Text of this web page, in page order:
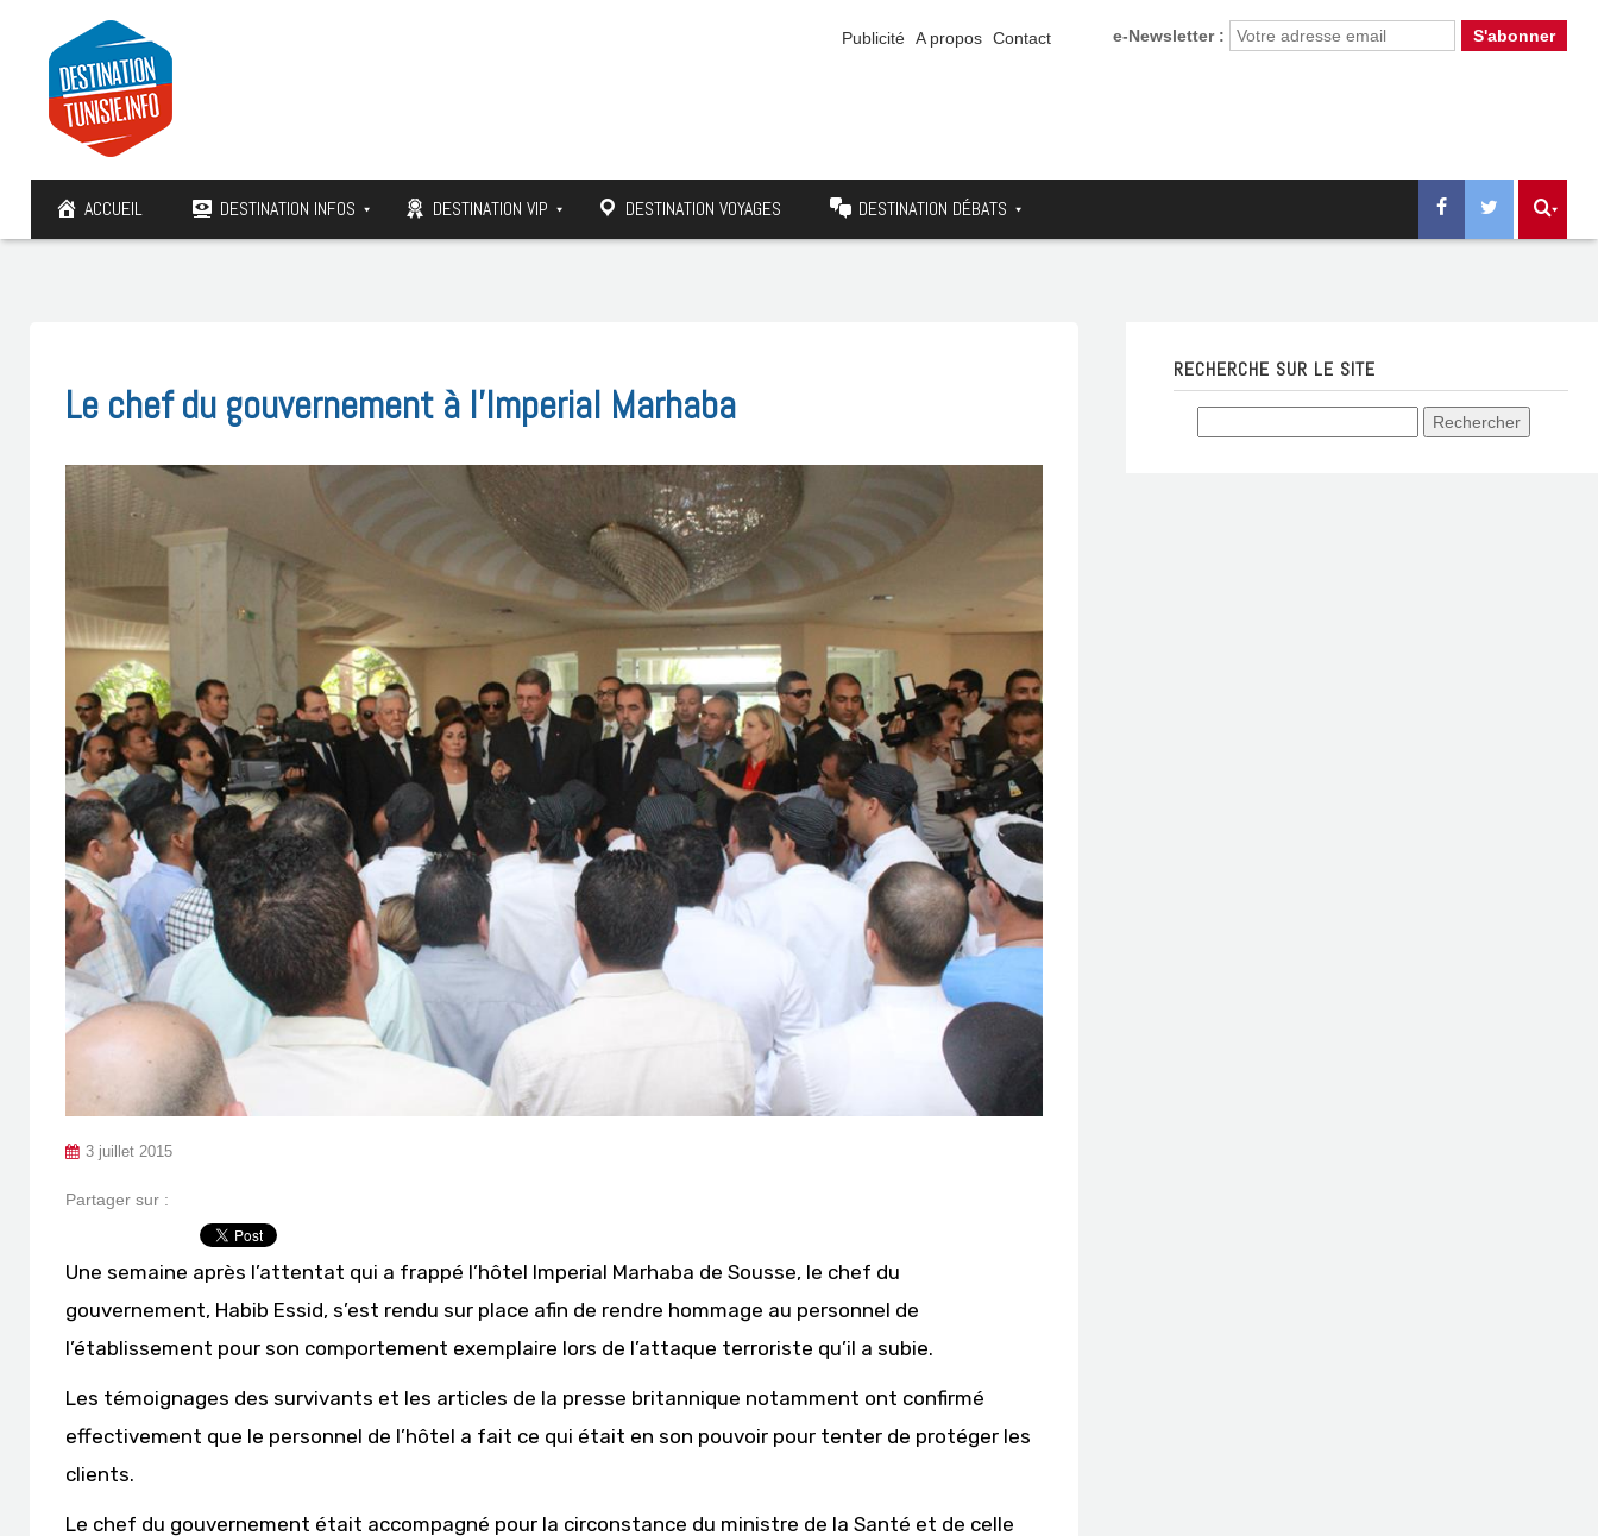
e-Newsletter :
Publicité A propos Contact
ACCUEIL DESTINATION INFOS DESTINATION VIP DESTINATION VOYAGES DESTINATION DÉBATS
Le chef du gouvernement à l’Imperial Marhaba
3 juillet 2015
Partager sur :
Une semaine après l’attentat qui a frappé l’hôtel Imperial Marhaba de Sousse, le chef du
gouvernement, Habib Essid, s’est rendu sur place afin de rendre hommage au personnel de
l’établissement pour son comportement exemplaire lors de l’attaque terroriste qu’il a subie.
Les témoignages des survivants et les articles de la presse britannique notamment ont confirmé
effectivement que le personnel de l’hôtel a fait ce qui était en son pouvoir pour tenter de protéger les
clients.
Le chef du gouvernement était accompagné pour la circonstance du ministre de la Santé et de celle
RECHERCHE SUR LE SITE